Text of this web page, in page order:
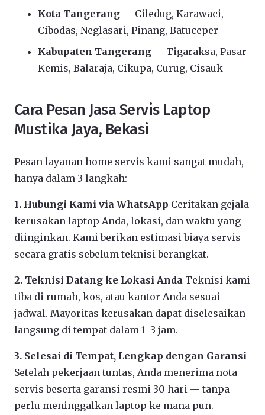
Kota Tangerang — Ciledug, Karawaci,
Cibodas, Neglasari, Pinang, Batuceper
Kabupaten Tangerang — Tigaraksa, Pasar
Kemis, Balaraja, Cikupa, Curug, Cisauk
Cara Pesan Jasa Servis Laptop
Mustika Jaya, Bekasi
Pesan layanan home servis kami sangat mudah,
hanya dalam 3 langkah:
1. Hubungi Kami via WhatsApp Ceritakan gejala
kerusakan laptop Anda, lokasi, dan waktu yang
diinginkan. Kami berikan estimasi biaya servis
secara gratis sebelum teknisi berangkat.
2. Teknisi Datang ke Lokasi Anda Teknisi kami
tiba di rumah, kos, atau kantor Anda sesuai
jadwal. Mayoritas kerusakan dapat diselesaikan
langsung di tempat dalam 1–3 jam.
3. Selesai di Tempat, Lengkap dengan Garansi
Setelah pekerjaan tuntas, Anda menerima nota
servis beserta garansi resmi 30 hari — tanpa
perlu meninggalkan laptop ke mana pun.